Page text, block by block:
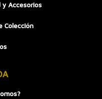
y Accesorios
Colección